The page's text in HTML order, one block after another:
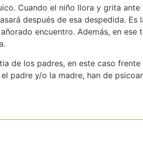
Cuando el niño llora y grita ante
después de esa despedida. Es
encuentro. Además, en ese
de los padres, en este caso frente
padre y/o la madre, han de